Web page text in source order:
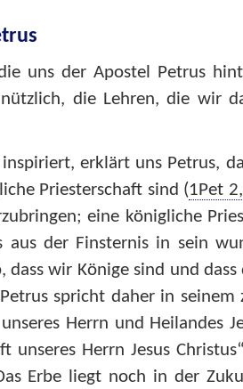
uns der Apostel Petrus
die Lehren, die wir
erklärt uns Petrus,
Priesterschaft sind (1Pet
eine königliche
aus der Finsternis in sein
dass wir Könige sind und
spricht daher in seinem
Herrn und Heilandes
unseres Herrn Jesus
Erbe liegt noch in der